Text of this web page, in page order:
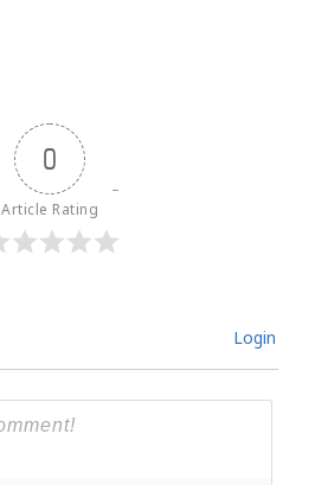
0
Article Rating
Login